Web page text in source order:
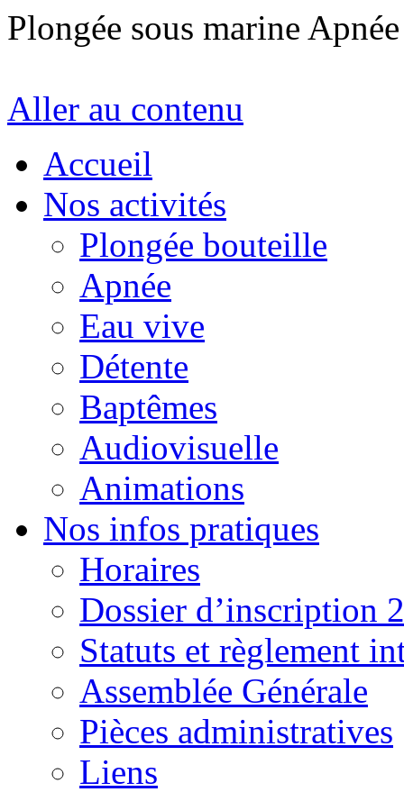
Plongée sous marine
Aller au contenu
Accueil
Nos activités
Plongée bouteille
Apnée
Eau vive
Détente
Baptêmes
Audiovisuelle
Animations
Nos infos pratiques
Horaires
Dossier d’inscription
Statuts et règlement
Assemblée Générale
Pièces administratives
Liens